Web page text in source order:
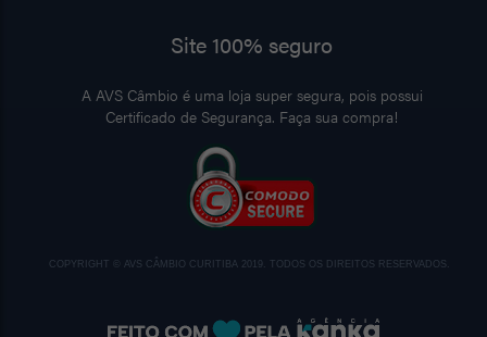
Site 100% seguro
A AVS Câmbio é uma loja super segura, pois possui
Certificado de Segurança. Faça sua compra!
COPYRIGHT © AVS CÂMBIO CURITIBA 2019. TODOS OS DIREITOS RESERVADOS.